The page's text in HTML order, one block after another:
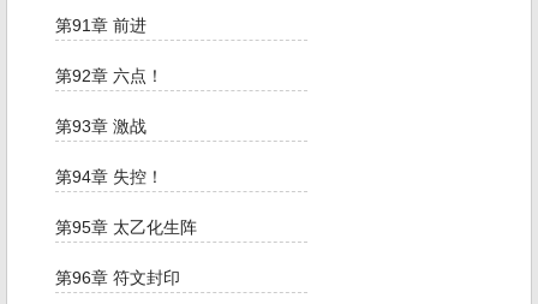
第91章 前进
第92章 六点！
第93章 激战
第94章 失控！
第95章 太乙化生阵
第96章 符文封印